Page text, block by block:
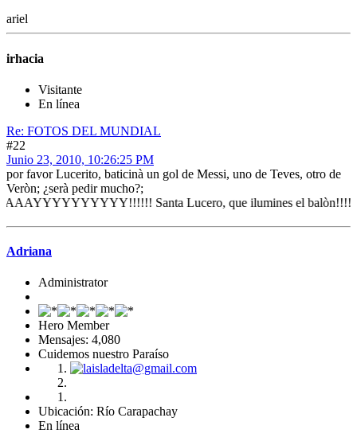
ariel
irhacia
Visitante
En línea
Re: FOTOS DEL MUNDIAL
#22
Junio 23, 2010, 10:26:25 PM
por favor Lucerito, baticinà un gol de Messi, uno de Teves, otro de
Veròn; ¿serà pedir mucho?;
Santa Lucero, que ilumines el balòn!!!!!
Adriana
Administrator
Hero Member
Mensajes: 4,080
Cuidemos nuestro Paraíso
Ubicación: Río Carapachay
En línea